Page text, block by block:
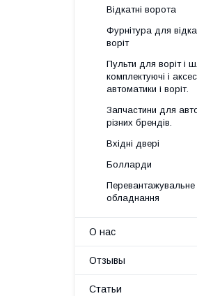
Відкатні ворота
Фурнітура для
воріт
Пульти для воріт і
комплектуючі і
автоматики і воріт.
Запчастини для
різних брендів.
Вхідні двері
Болларди
Перевантажувальне
обладнання
О нас
Отзывы
Статьи